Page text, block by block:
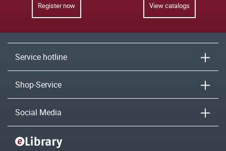
Register now View catalogs
Service hotline
Shop-Service
Social Media